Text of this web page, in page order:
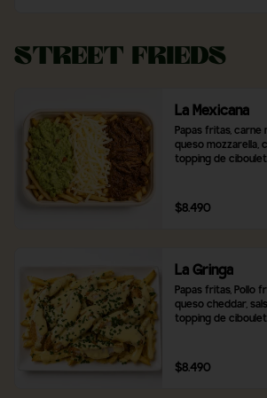
Street Frieds
La Mexicana
Papas fritas, carne
queso mozzarella,
topping de
$8.490
La Gringa
Papas fritas, Pollo
queso cheddar,
topping de
$8.490